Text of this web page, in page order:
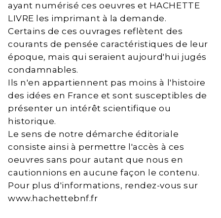
ayant numérisé ces oeuvres et HACHETTE
LIVRE les imprimant à la demande.
Certains de ces ouvrages reflètent des
courants de pensée caractéristiques de leur
époque, mais qui seraient aujourd'hui jugés
condamnables.
Ils n'en appartiennent pas moins à l'histoire
des idées en France et sont susceptibles de
présenter un intérêt scientifique ou
historique.
Le sens de notre démarche éditoriale
consiste ainsi à permettre l'accès à ces
oeuvres sans pour autant que nous en
cautionnions en aucune façon le contenu.
Pour plus d'informations, rendez-vous sur
www.hachettebnf.fr